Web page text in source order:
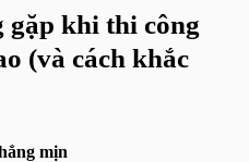
gặp khi thi công
(và cách khắc
mịn